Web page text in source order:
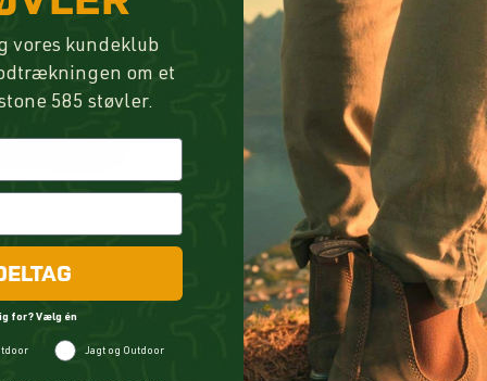
vores kundeklub
om et
585 støvler.
for? Vælg én
Jagt og Outdoor